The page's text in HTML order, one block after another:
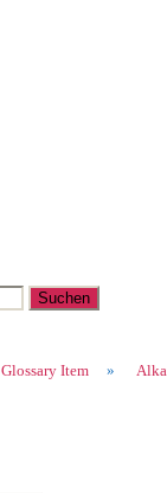
Glossary Item »